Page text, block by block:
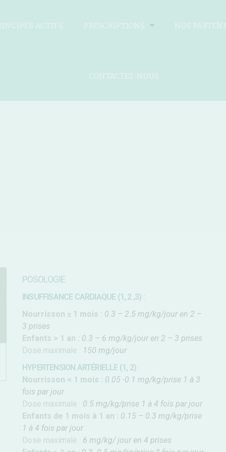
ACTIFS PRESCRIPTIONS NOS
CONTACTEZ-NOUS
POSOLOGIE
INSUFFISANCE CARDIAQUE (1, 2 ,3) :
Nourrisson ≥ 1 mois : 0.3 – 2.5 mg/kg/jour en 2 –
3 prises
Enfants > 1 an : 0.3 – 6 mg/kg/jour en 2 – 3 prises
Dose maximale : 150 mg/jour
HYPERTENSION ARTÉRIELLE (1, 2) :
Nourrisson < 1 mois : 0.05 -0.1 mg/kg/prise 1 à 3
fois par jour
Dose maximale : 0.5 mg/kg/prise 1 à 4 fois par jour
Enfants de 1 mois à 1 an : 0.15 – 0.3 mg/kg/prise
1 à 4 fois par jour
Dose maximale : 6 mg/kg/ jour en 4 prises